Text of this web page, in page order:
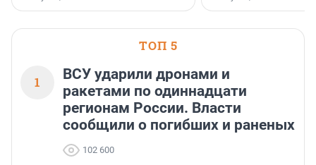
ТОП 5
1
ВСУ ударили дронами и
ракетами по одиннадцати
регионам России. Власти
сообщили о погибших и раненых
102 600